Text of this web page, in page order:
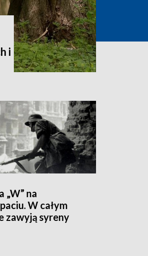
i
„W” na
W całym
zawyją syreny